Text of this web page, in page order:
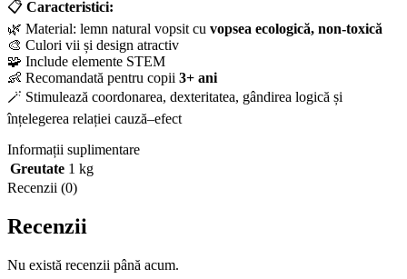
📋 Caracteristici:
🌿 Material: lemn natural vopsit cu vopsea ecologică, non-toxică
🎨 Culori vii și design atractiv
🧩 Include elemente STEM
👶 Recomandată pentru copii 3+ ani
🪄 Stimulează coordonarea, dexteritatea, gândirea logică și
înțelegerea relației cauză–efect
Informații suplimentare
Greutate 1 kg
Recenzii (0)
Recenzii
Nu există recenzii până acum.